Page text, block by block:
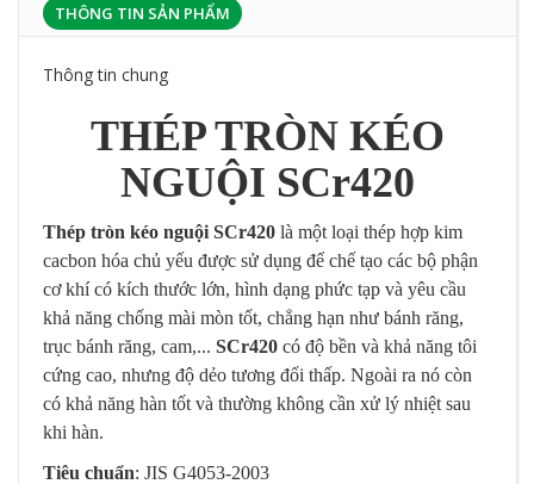
THÔNG TIN SẢN PHẨM
Thông tin chung
THÉP TRÒN KÉO
NGUỘI SCr420
Thép tròn kéo nguội SCr420 là một loại thép hợp kim
cacbon hóa chủ yếu được sử dụng để chế tạo các bộ phận
cơ khí có kích thước lớn, hình dạng phức tạp và yêu cầu
khả năng chống mài mòn tốt, chẳng hạn như bánh răng,
trục bánh răng, cam,... SCr420 có độ bền và khả năng tôi
cứng cao, nhưng độ dẻo tương đối thấp. Ngoài ra nó còn
có khả năng hàn tốt và thường không cần xử lý nhiệt sau
khi hàn.
Tiêu chuẩn: JIS G4053-2003